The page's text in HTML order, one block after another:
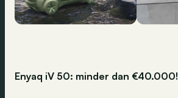
Enyaq iV 50: minder dan €40.000!